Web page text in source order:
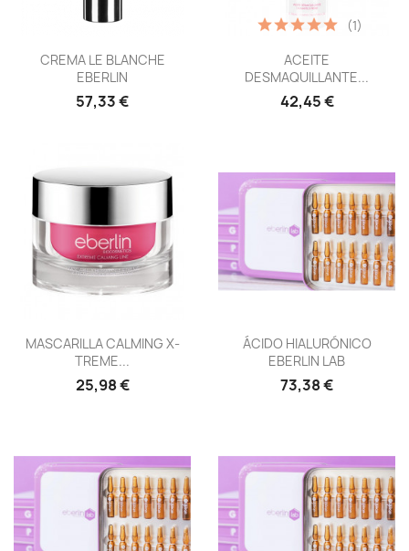
Vista rápida
CREMA LE BLANCHE
EBERLIN
57,33 €
Vista rápida
ACEITE
DESMAQUILLANTE...
42,45 €
(1)
Vista rápida
MASCARILLA CALMING X-
TREME...
25,98 €
Vista rápida
ÁCIDO HIALURÓNICO
EBERLIN LAB
73,38 €